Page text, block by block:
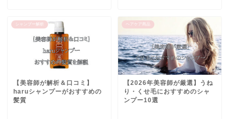
シャンプー解析
【美容師が解析＆口コミ】
haruシャンプーがおすすめの
髪質
ヘアケア商品
【2026年美容師が厳選】うね
り・くせ毛におすすめのシャ
ンプー10選